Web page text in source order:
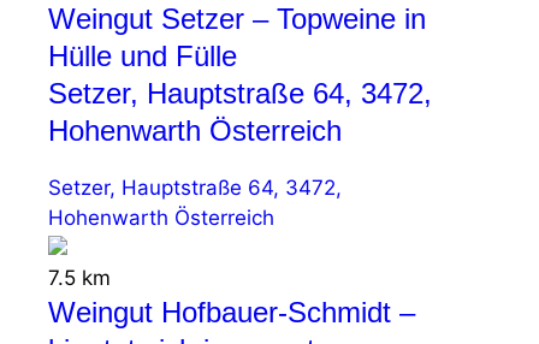
Weingut Setzer – Topweine in
Hülle und Fülle
Setzer, Hauptstraße 64, 3472,
Hohenwarth Österreich
Setzer, Hauptstraße 64, 3472,
Hohenwarth Österreich
7.5 km
Weingut Hofbauer-Schmidt –